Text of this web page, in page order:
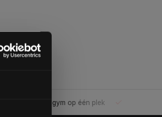
voor jouw gym op één plek